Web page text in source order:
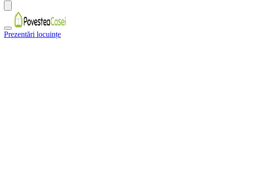
Prezentări locuințe